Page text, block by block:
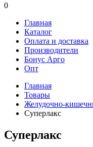
0
Главная
Каталог
Оплата и доставка
Производители
Бонус Арго
Опт
Главная
Товары
Желудочно-
Суперлакс
Суперлакс